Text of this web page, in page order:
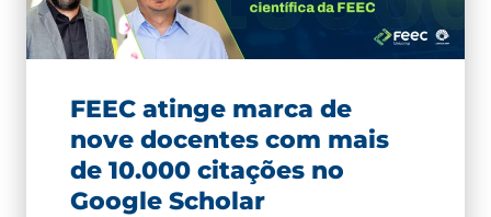
FEEC atinge marca de
nove docentes com mais
de 10.000 citações no
Google Scholar